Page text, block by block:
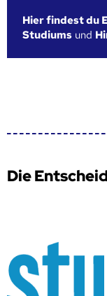
Hier findest du
Studiums und
Die